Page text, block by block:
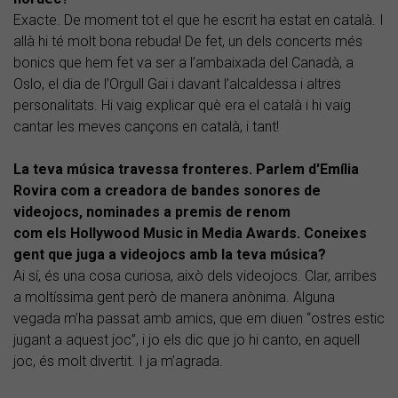
Exacte. De moment tot el que he escrit ha estat en català. I
allà hi té molt bona rebuda! De fet, un dels concerts més
bonics que hem fet va ser a l’ambaixada del Canadà, a
Oslo, el dia de l’Orgull Gai i davant l’alcaldessa i altres
personalitats. Hi vaig explicar què era el català i hi vaig
cantar les meves cançons en català, i tant!
La teva música travessa fronteres. Parlem d'Emília
Rovira com a creadora de bandes sonores de
videojocs, nominades a premis de renom
com els Hollywood Music in Media Awards. Coneixes
gent que juga a videojocs amb la teva música?
Ai sí, és una cosa curiosa, això dels videojocs. Clar, arribes
a moltíssima gent però de manera anònima. Alguna
vegada m’ha passat amb amics, que em diuen “ostres estic
jugant a aquest joc”, i jo els dic que jo hi canto, en aquell
joc, és molt divertit. I ja m’agrada.